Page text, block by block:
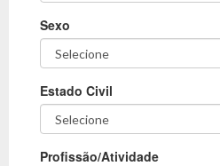
Sexo
Estado Civil
Profissão/Atividade